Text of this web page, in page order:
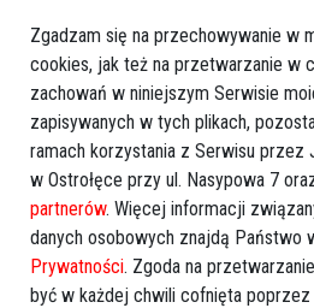
Powiat ostrołecki
Sport
Balujemy
Region
Polska
Budujemy
Kościół i społeczeństwo
TV Ostrołęka
Zgadzam się na przechowywanie w
cookies, jak też na przetwarzanie w
zachowań w niniejszym Serwisie
zapisywanych w tych plikach,
ramach korzystania z Serwisu przez
w Ostrołęce przy ul. Nasypowa 7
partnerów. Więcej informacji
danych osobowych znajdą Państwo
Prywatności. Zgoda na
być w każdej chwili cofnięta